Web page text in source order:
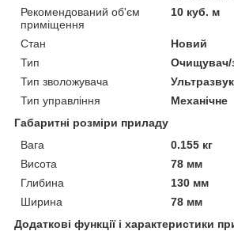
Рекомендований об'єм
приміщення
10 куб. м
Стан
Новий
Тип
Очищувач/
Тип зволожувача
Тип управління
Механічне
Габаритні розміри приладу
Вага
0.155 кг
Висота
78 мм
Глибина
130 мм
Ширина
78 мм
Додаткові функції і характеристики